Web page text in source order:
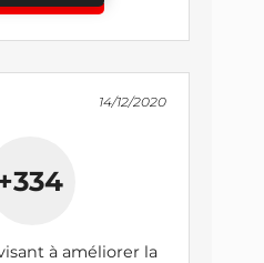
14/12/2020
à améliorer la